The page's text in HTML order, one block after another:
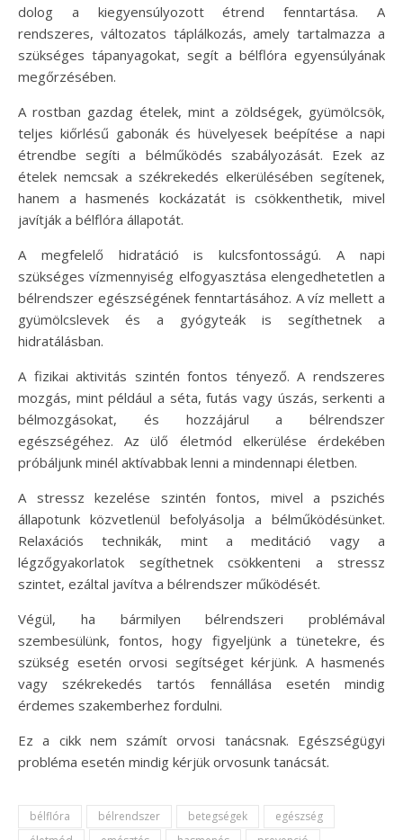
dolog a kiegyensúlyozott étrend fenntartása. A
rendszeres, változatos táplálkozás, amely tartalmazza a
szükséges tápanyagokat, segít a bélflóra egyensúlyának
megőrzésében.
A rostban gazdag ételek, mint a zöldségek, gyümölcsök,
teljes kiőrlésű gabonák és hüvelyesek beépítése a napi
étrendbe segíti a bélműködés szabályozását. Ezek az
ételek nemcsak a székrekedés elkerülésében segítenek,
hanem a hasmenés kockázatát is csökkenthetik, mivel
javítják a bélflóra állapotát.
A megfelelő hidratáció is kulcsfontosságú. A napi
szükséges vízmennyiség elfogyasztása elengedhetetlen a
bélrendszer egészségének fenntartásához. A víz mellett a
gyümölcslevek és a gyógyteák is segíthetnek a
hidratálásban.
A fizikai aktivitás szintén fontos tényező. A rendszeres
mozgás, mint például a séta, futás vagy úszás, serkenti a
bélmozgásokat, és hozzájárul a bélrendszer
egészségéhez. Az ülő életmód elkerülése érdekében
próbáljunk minél aktívabbak lenni a mindennapi életben.
A stressz kezelése szintén fontos, mivel a pszichés
állapotunk közvetlenül befolyásolja a bélműködésünket.
Relaxációs technikák, mint a meditáció vagy a
légzőgyakorlatok segíthetnek csökkenteni a stressz
szintet, ezáltal javítva a bélrendszer működését.
Végül, ha bármilyen bélrendszeri problémával
szembesülünk, fontos, hogy figyeljünk a tünetekre, és
szükség esetén orvosi segítséget kérjünk. A hasmenés
vagy székrekedés tartós fennállása esetén mindig
érdemes szakemberhez fordulni.
Ez a cikk nem számít orvosi tanácsnak. Egészségügyi
probléma esetén mindig kérjük orvosunk tanácsát.
bélflóra bélrendszer betegségek
egészség